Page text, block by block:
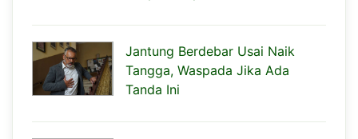
Jantung Berdebar Usai Naik
Tangga, Waspada Jika Ada
Tanda Ini